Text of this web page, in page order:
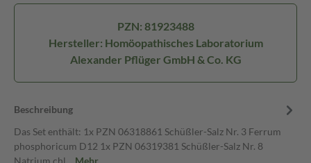
PZN: 81923488
Hersteller: Homöopathisches Laboratorium
Alexander Pflüger GmbH & Co. KG
Beschreibung
Das Set enthält: 1x PZN 06318861 Schüßler-Salz Nr. 3 Ferrum
phosphoricum D12 1x PZN 06319381 Schüßler-Salz Nr. 8
Natrium chl… Mehr